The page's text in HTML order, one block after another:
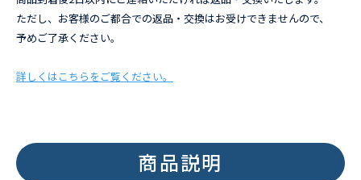
ただし、お客様のご都合での返品・交換はお受けできませんので、
予めご了承ください。
詳しくはこちらをご覧ください。
商品説明